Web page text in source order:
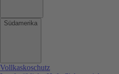
Südamerika
Vollkaskoschutz